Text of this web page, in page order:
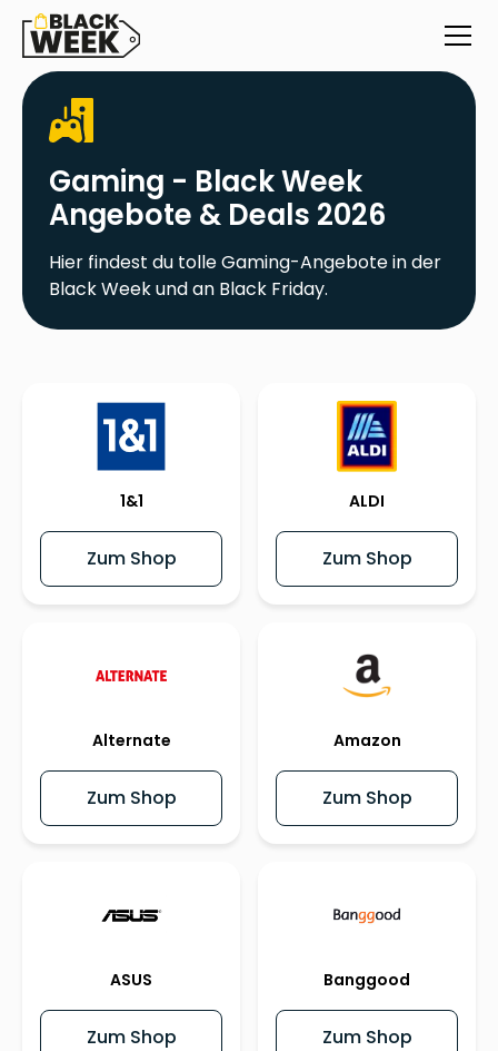
Gaming - Black Week
Angebote & Deals 2026
Hier findest du tolle Gaming-Angebote in der
Black Week und an Black Friday.
1&1
Zum Shop
ALDI
Zum Shop
Alternate
Zum Shop
Amazon
Zum Shop
ASUS
Zum Shop
Banggood
Zum Shop